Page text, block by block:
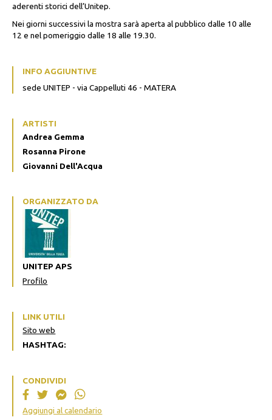
aderenti storici dell’Unitep.
Nei giorni successivi la mostra sarà aperta al pubblico dalle 10 alle
12 e nel pomeriggio dalle 18 alle 19.30.
INFO AGGIUNTIVE
sede UNITEP - via Cappelluti 46 - MATERA
ARTISTI
Andrea Gemma
Rosanna Pirone
Giovanni Dell'Acqua
ORGANIZZATO DA
UNITEP APS
Profilo
LINK UTILI
Sito web
HASHTAG:
CONDIVIDI
Aggiungi al calendario